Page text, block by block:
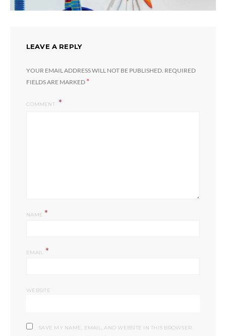
LEAVE A REPLY
YOUR EMAIL ADDRESS WILL NOT BE PUBLISHED. REQUIRED
FIELDS ARE MARKED *
COMMENT
NAME *
EMAIL *
WEBSITE
SAVE MY NAME, EMAIL, AND WEBSITE IN THIS BROWSER